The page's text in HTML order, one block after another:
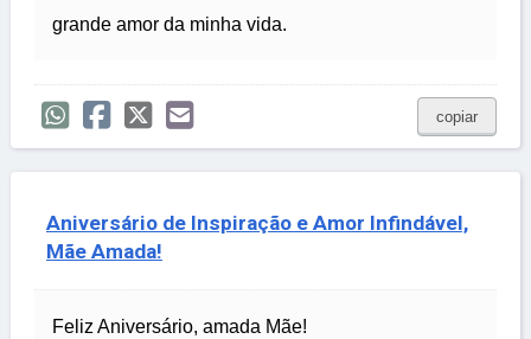
grande amor da minha vida.
copiar
Aniversário de Inspiração e Amor Infindável,
Mãe Amada!
Feliz Aniversário, amada Mãe!